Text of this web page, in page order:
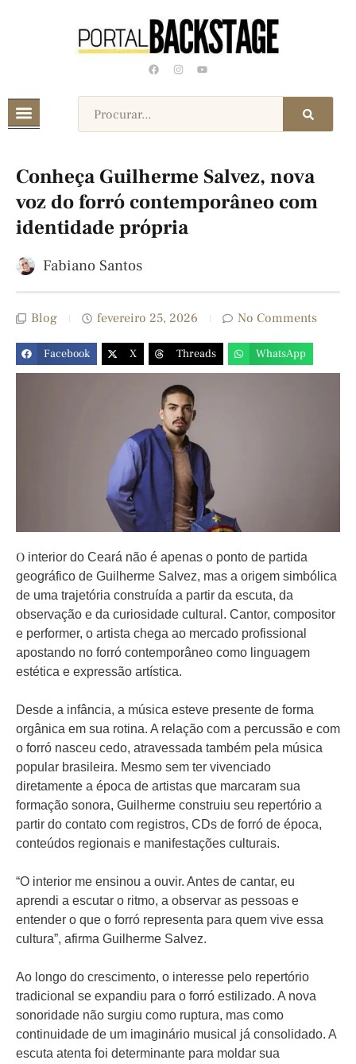
Conheça Guilherme Salvez, nova
voz do forró contemporâneo com
identidade própria
Fabiano Santos
Blog fevereiro 25, 2026 No Comments
Facebook X Threads WhatsApp
O interior do Ceará não é apenas o ponto de partida
geográfico de Guilherme Salvez, mas a origem simbólica
de uma trajetória construída a partir da escuta, da
observação e da curiosidade cultural. Cantor, compositor
e performer, o artista chega ao mercado profissional
apostando no forró contemporâneo como linguagem
estética e expressão artística.
Desde a infância, a música esteve presente de forma
orgânica em sua rotina. A relação com a percussão e com
o forró nasceu cedo, atravessada também pela música
popular brasileira. Mesmo sem ter vivenciado
diretamente a época de artistas que marcaram sua
formação sonora, Guilherme construiu seu repertório a
partir do contato com registros, CDs de forró de época,
conteúdos regionais e manifestações culturais.
“O interior me ensinou a ouvir. Antes de cantar, eu
aprendi a escutar o ritmo, a observar as pessoas e
entender o que o forró representa para quem vive essa
cultura”, afirma Guilherme Salvez.
Ao longo do crescimento, o interesse pelo repertório
tradicional se expandiu para o forró estilizado. A nova
sonoridade não surgiu como ruptura, mas como
continuidade de um imaginário musical já consolidado. A
escuta atenta foi determinante para moldar sua